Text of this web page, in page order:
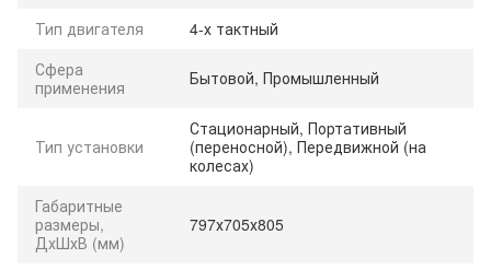
Тип двигателя
4-х тактный
Сфера
применения
Бытовой, Промышленный
Тип установки
Стационарный, Портативный
(переносной), Передвижной (на
колесах)
Габаритные
размеры,
ДхШхВ (мм)
797х705х805